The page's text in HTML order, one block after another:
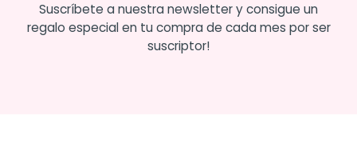
Suscríbete a nuestra newsletter y consigue un
regalo especial en tu compra de cada mes por ser
suscriptor!